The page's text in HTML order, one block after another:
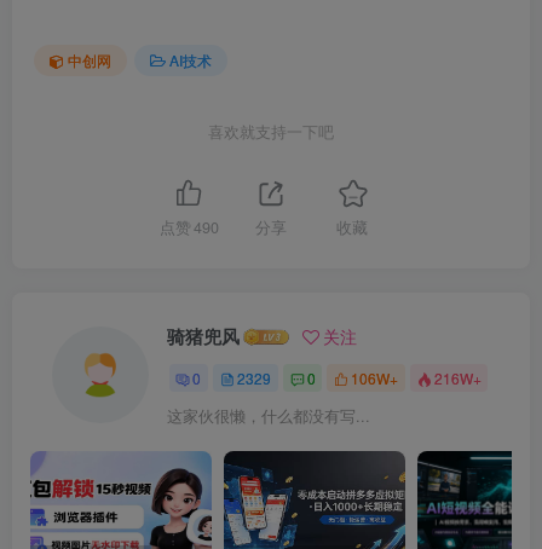
中创网 AI技术
喜欢就支持一下吧
点赞 490 分享 收藏
骑猪兜风 关注
0 2329 0 106W+ 216W+
这家伙很懒，什么都没有写...